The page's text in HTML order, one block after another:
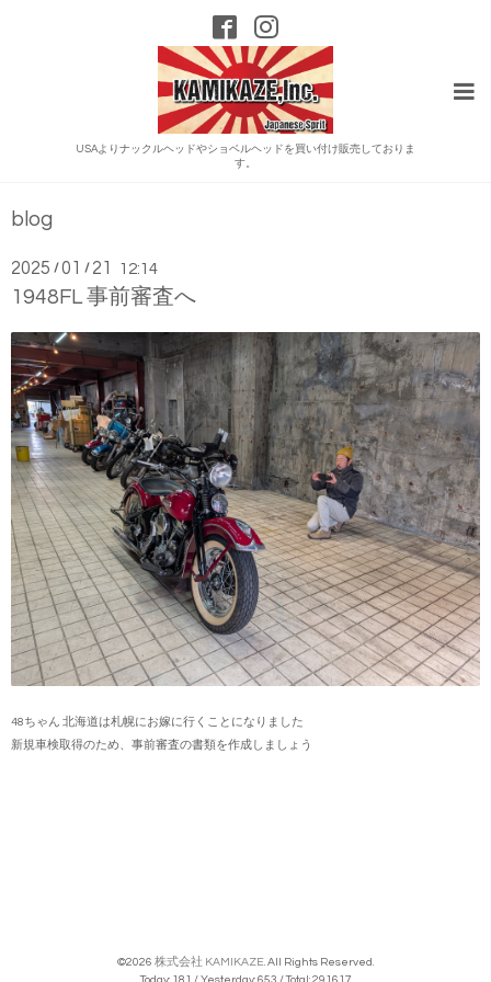
USAよりナックルヘッドやショベルヘッドを買い付け販売しておりま
す。
blog
2025 /01 / 21 12:14
1948FL 事前審査へ
48ちゃん 北海道は札幌にお嫁に行くことになりました
新規車検取得のため、事前審査の書類を作成しましょう
©2026 株式会社 KAMIKAZE . All Rights Reserved.
Today: 181 / Yesterday:653 / Total:291617